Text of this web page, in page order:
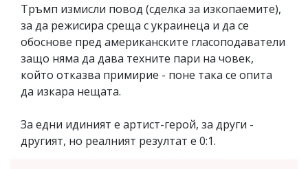
Тръмп измисли повод (сделка за изкопаемите),
за да режисира среща с украинеца и да се
обоснове пред американските гласоподаватели
защо няма да дава техните пари на човек,
който отказва примирие - поне така се опита
да изкара нещата.
За едни идиният е артист-герой, за други -
другият, но реалният резултат е 0:1.